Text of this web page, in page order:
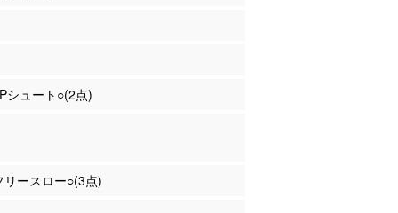
シュート○(2点)
ースロー○(3点)